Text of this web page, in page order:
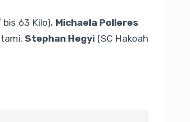
63 Kilo), Michaela Polleres
Stephan Hegyi (SC Hakoah